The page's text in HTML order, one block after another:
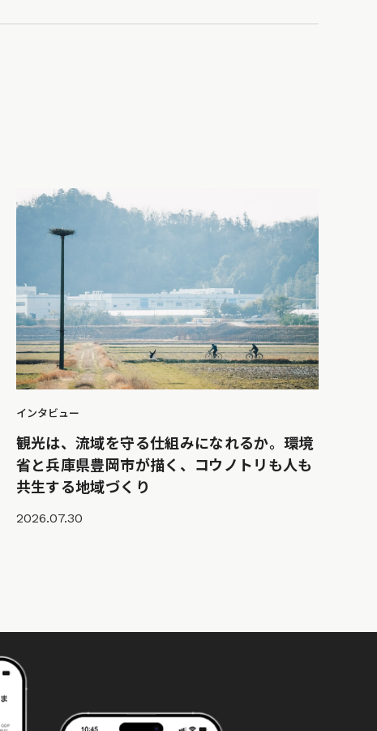
インタビュー
観光は、流域を守る仕組みになれるか。環境
省と兵庫県豊岡市が描く、コウノトリも人も
共生する地域づくり
2026.07.30